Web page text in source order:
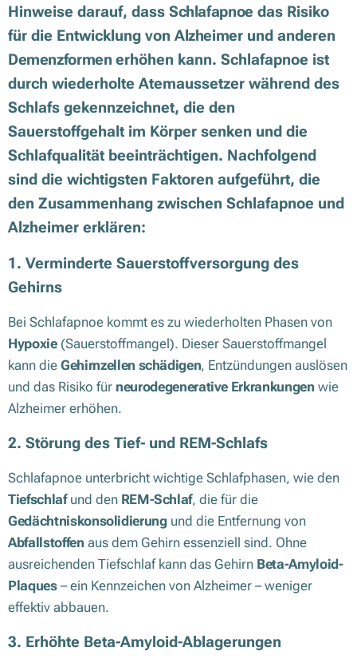
Hinweise darauf, dass Schlafapnoe das Risiko
für die Entwicklung von Alzheimerund anderen
Demenzformen erhöhen kann. Schlafapnoe ist
durch wiederholte Atemaussetzer während des
Schlafs gekennzeichnet, die den
Sauerstoffgehalt im Körper senken und die
Schlafqualität beeinträchtigen. Nachfolgend
sind die wichtigsten Faktoren aufgeführt, die
den Zusammenhang zwischen Schlafapnoe und
Alzheimer erklären:
1. Verminderte Sauerstoffversorgung des
Gehirns
Bei Schlafapnoe kommt es zu wiederholten Phasen von
Hypoxie(Sauerstoffmangel). Dieser Sauerstoffmangel
kann die Gehirnzellen schädigen, Entzündungen auslösen
und das Risiko für neurodegenerative Erkrankungen wie
Alzheimer erhöhen.
2. Störung des Tief- und REM-Schlafs
Schlafapnoe unterbricht wichtige Schlafphasen, wie den
Tiefschlafund den REM-Schlaf, die für die
Gedächtniskonsolidierungund die Entfernung von
Abfallstoffen aus dem Gehirn essenziell sind. Ohne
ausreichenden Tiefschlaf kann das Gehirn Beta-Amyloid-
Plaques– ein Kennzeichen von Alzheimer – weniger
effektiv abbauen.
3. Erhöhte Beta-Amyloid-Ablagerungen